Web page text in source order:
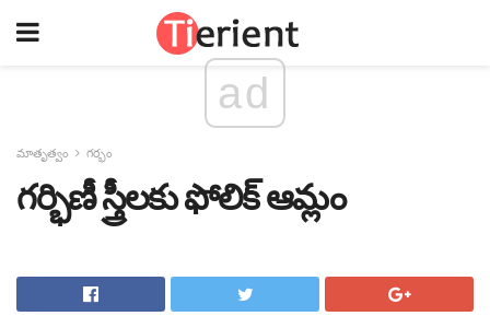
ad
మాతృత్వం గర్భం
గర్భిణీ స్త్రీలకు ఫోలిక్ ఆమ్లం